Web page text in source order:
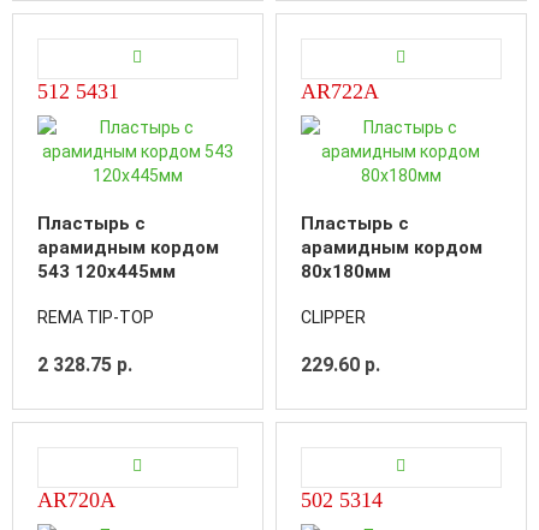
512 5431
Пластырь с
арамидным кордом
543 120x445мм
REMA TIP-TOP
2 328.75 р.
AR722A
Пластырь с
арамидным кордом
80x180мм
CLIPPER
229.60 р.
AR720A 502 5314